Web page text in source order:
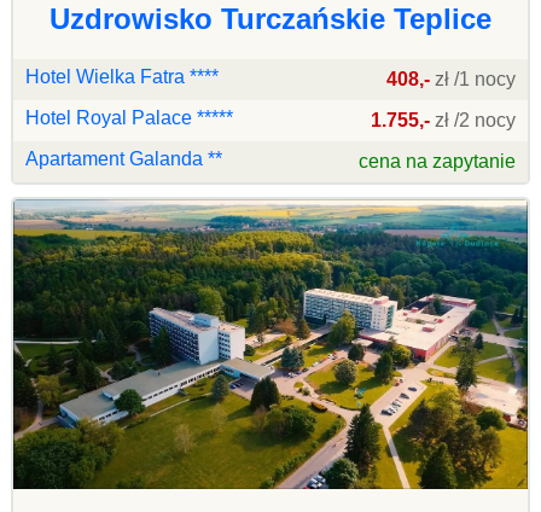
Uzdrowisko Turczańskie Teplice
Hotel Wielka Fatra **** 408,- zł /1 nocy
Hotel Royal Palace *****
1.755,- zł /2 nocy
Apartament Galanda **
cena na zapytanie